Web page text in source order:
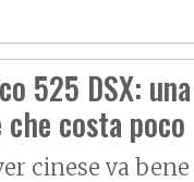
525 DSX:
costa poco
cinese va